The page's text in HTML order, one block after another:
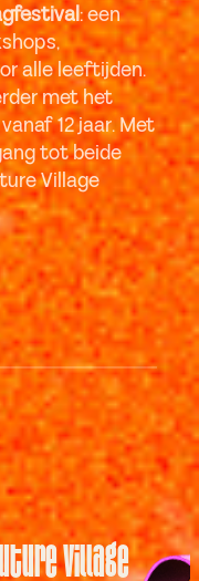
: een
alle leeftijden.
met het
12 jaar. Met
tot beide
Village
Village